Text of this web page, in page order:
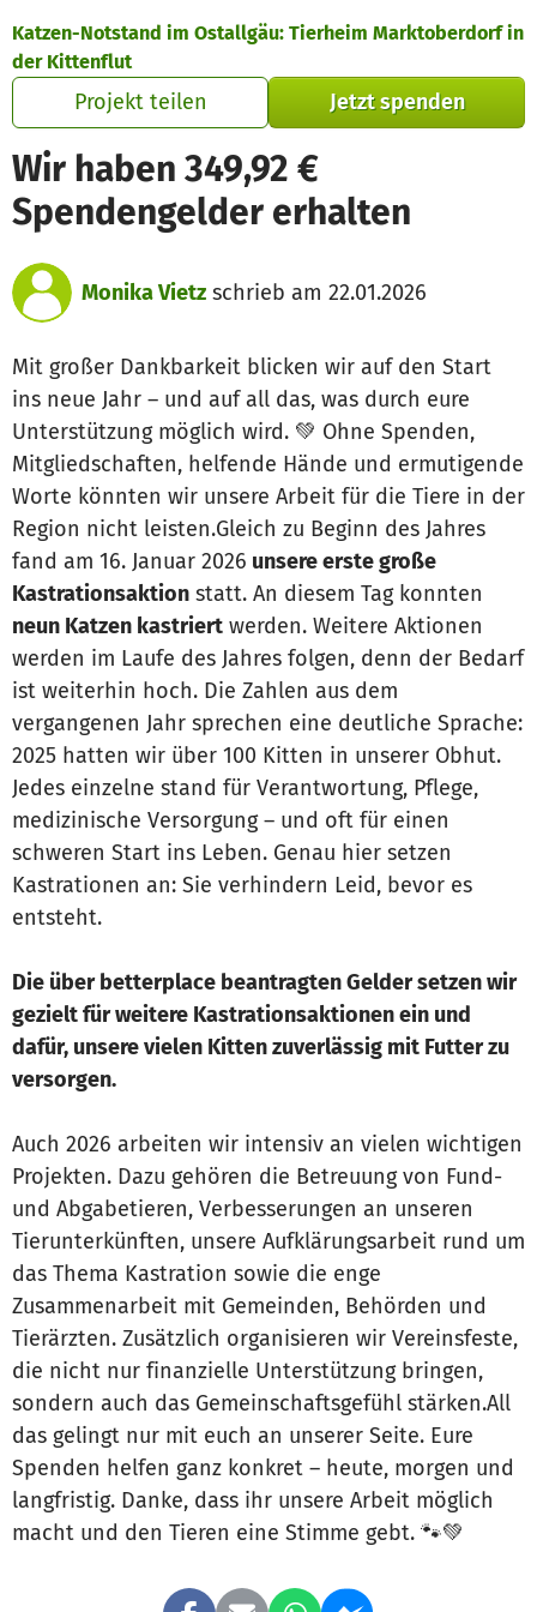
Katzen-Notstand im Ostallgäu: Tierheim Marktoberdorf in
der Kittenflut
Projekt teilen Jetzt spenden
Wir haben 349,92 €
Spendengelder erhalten
Monika Vietz schrieb am 22.01.2026
Mit großer Dankbarkeit blicken wir auf den Start
ins neue Jahr – und auf all das, was durch eure
Unterstützung möglich wird. 💚 Ohne Spenden,
Mitgliedschaften, helfende Hände und ermutigende
Worte könnten wir unsere Arbeit für die Tiere in der
Region nicht leisten.Gleich zu Beginn des Jahres
fand am 16. Januar 2026 unsere erste große
Kastrationsaktion statt. An diesem Tag konnten
neun Katzen kastriert werden. Weitere Aktionen
werden im Laufe des Jahres folgen, denn der Bedarf
ist weiterhin hoch. Die Zahlen aus dem
vergangenen Jahr sprechen eine deutliche Sprache:
2025 hatten wir über 100 Kitten in unserer Obhut.
Jedes einzelne stand für Verantwortung, Pflege,
medizinische Versorgung – und oft für einen
schweren Start ins Leben. Genau hier setzen
Kastrationen an: Sie verhindern Leid, bevor es
entsteht.
Die über betterplace beantragten Gelder setzen wir
gezielt für weitere Kastrationsaktionen ein und
dafür, unsere vielen Kitten zuverlässig mit Futter zu
versorgen.
Auch 2026 arbeiten wir intensiv an vielen wichtigen
Projekten. Dazu gehören die Betreuung von Fund-
und Abgabetieren, Verbesserungen an unseren
Tierunterkünften, unsere Aufklärungsarbeit rund um
das Thema Kastration sowie die enge
Zusammenarbeit mit Gemeinden, Behörden und
Tierärzten. Zusätzlich organisieren wir Vereinsfeste,
die nicht nur finanzielle Unterstützung bringen,
sondern auch das Gemeinschaftsgefühl stärken.All
das gelingt nur mit euch an unserer Seite. Eure
Spenden helfen ganz konkret – heute, morgen und
langfristig. Danke, dass ihr unsere Arbeit möglich
macht und den Tieren eine Stimme gebt. 🐾💚